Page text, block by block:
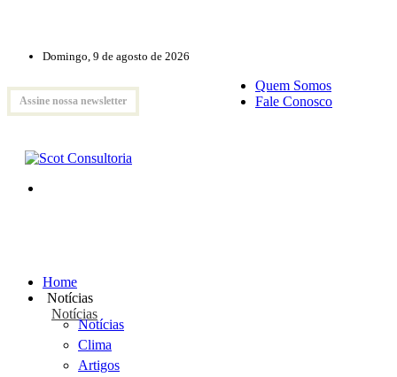
Domingo, 9 de agosto de 2026
Assine nossa newsletter
Quem Somos
Fale Conosco
Home
Notícias
Notícias
Notícias
Clima
Artigos